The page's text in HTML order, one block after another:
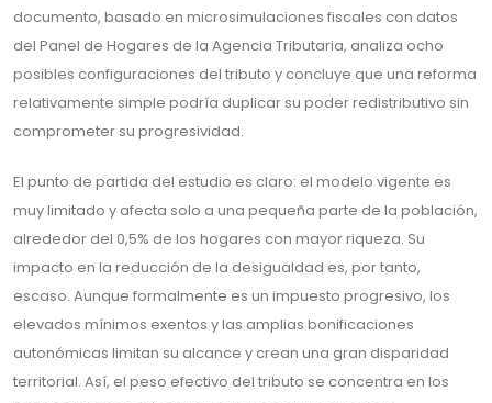
documento, basado en microsimulaciones fiscales con datos
del Panel de Hogares de la Agencia Tributaria, analiza ocho
posibles configuraciones del tributo y concluye que una reforma
relativamente simple podría duplicar su poder redistributivo sin
comprometer su progresividad.
El punto de partida del estudio es claro: el modelo vigente es
muy limitado y afecta solo a una pequeña parte de la población,
alrededor del 0,5% de los hogares con mayor riqueza. Su
impacto en la reducción de la desigualdad es, por tanto,
escaso. Aunque formalmente es un impuesto progresivo, los
elevados mínimos exentos y las amplias bonificaciones
autonómicas limitan su alcance y crean una gran disparidad
territorial. Así, el peso efectivo del tributo se concentra en los